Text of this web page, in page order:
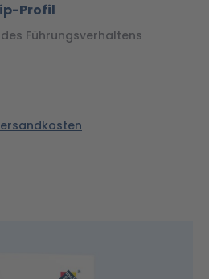
Profil
Führungsverhaltens